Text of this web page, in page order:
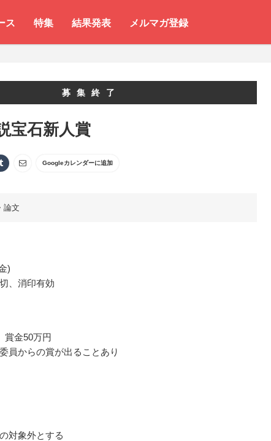
ス 特集 結果発表 メルマガ登録
募集終了
宝石新人賞
Googleカレンダーに追加
論文
)
、消印有効
金50万円
員からの賞が出ることあり
対象外とする